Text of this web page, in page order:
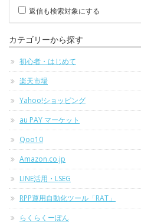
返信も検索対象にする
カテゴリーから探す
初心者・はじめて
楽天市場
Yahoo!ショッピング
au PAY マーケット
Qoo10
Amazon.co.jp
LINE活用・LSEG
RPP運用自動化ツール「RAT」
らくらくーぽん